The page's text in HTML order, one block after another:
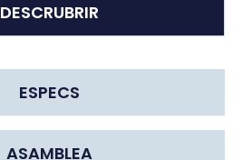
DESCRUBRIR
ESPECS
ASAMBLEA